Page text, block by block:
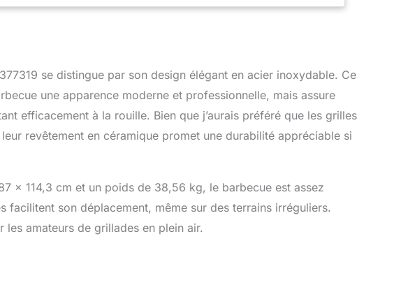
se distingue par son design élégant en acier inoxydable. Ce
une apparence moderne et professionnelle, mais assure
efficacement à la rouille. Bien que j’aurais préféré que les grilles
revêtement en céramique promet une durabilité appréciable si
x 114,3 cm et un poids de 38,56 kg, le barbecue est assez
facilitent son déplacement, même sur des terrains irréguliers.
amateurs de grillades en plein air.